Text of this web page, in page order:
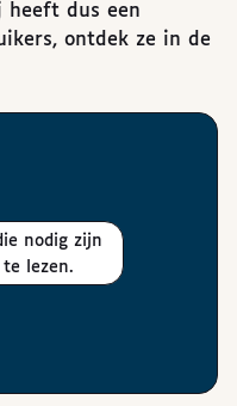
dus een
ontdek ze in de
lezen.